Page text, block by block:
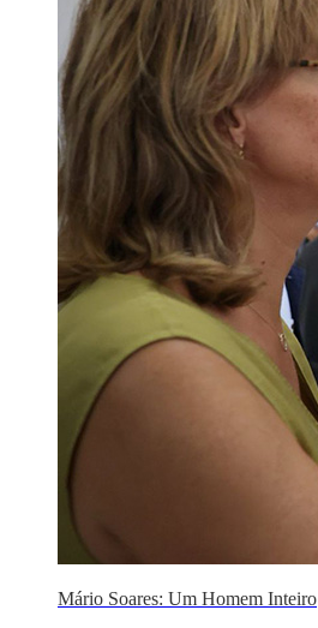
Mário Soares: Um Homem Inteiro